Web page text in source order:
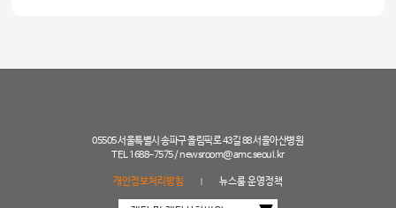
05505 서울특별시 송파구 올림픽로 43길 88 서울아산병원
TEL 1688-7575 /newsroom@amc.seoul.kr
개인정보처리방침 뉴스룸 운영정책